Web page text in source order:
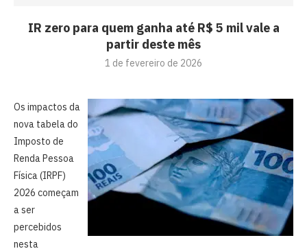
IR zero para quem ganha até R$ 5 mil vale a
partir deste mês
1 de fevereiro de 2026
Os impactos da
nova tabela do
Imposto de
Renda Pessoa
Física (IRPF)
2026 começam
a ser
percebidos
nesta